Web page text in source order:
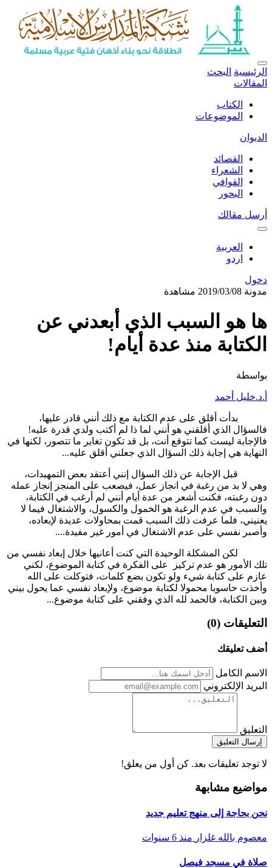
الرئيسية البحث
المقالات
الكتاب
الموضوعات
الديوان
القصائد
الشعراء
القوافي
البحور
أرسل مقالك
العربية
اردو
دخول
مدونة 2019/03/08 مشاهدة
ها هو السبب الذي أبعدني عن
الكتابة منذ عدة أيام!
بواسطة
أ.د.خليل أحمد
بدأت أقلق على عدم الكتابة مع ذلك أنني قادر عليها،
فالسؤال الذي أقلقني هو أنني لما ذا لم أكتب ولدي قدرة عليه!
فالإجابة ليست كما تتوقع أنت، بل قد تكون تغاير ما تتصور، لكنها في
النهاية هي إجابة ذلك السؤال الذي جعلني أقلق عليه...
قبل الإجابة عن ذلك السؤال إنني أعتقد بعض التمهيدات،
وهي لا بد من رغبة في انجاز عمل، فيصعب على المنجز إنجاز عمله
دون رغبته، فكنت أشعر من عدة أيام أنني لم أرغب في الكتابة،
والسبب في عدم الرغبة هو الخمول والكسول، والاشتغال فيما لا
يعنيني، فلما عرفت ذلك السبب قمت بمحاولات عديدة لإبعاده،
وأصبر نفسي على عدم الاشتغال في أمور غير مفيدة....
لكن المشكلة الوحيدة التي كنت أعانيها خلال إبعاد نفسي من
تلك الأمور هو عدم تركيز على الفكرة في كتابة الموضوع، لكني
عازم على كتابة شيء ولو تكون بضع كلمات، فتوكلت على الله
وأخذت حاسوبا محمولا لكتابة موضوع، ولإبعاد نفسي عما يحول بيني
وبين الكتابة، فالحمد لله الذي وفقني على كتابة موضوع...
التعليقات (0)
أضف تعليقك
الاسم الكامل
البريد الإلكتروني
التعليق
إرسال التعليق
لا توجد تعليقات بعد. كن أول من يعلق!
مواضيع مشابهة
نحن بحاجة إلى منهج تعليم جديد
معصوم بالله غلزار منذ 6 سنوات
صلاة في مسجد فيصل